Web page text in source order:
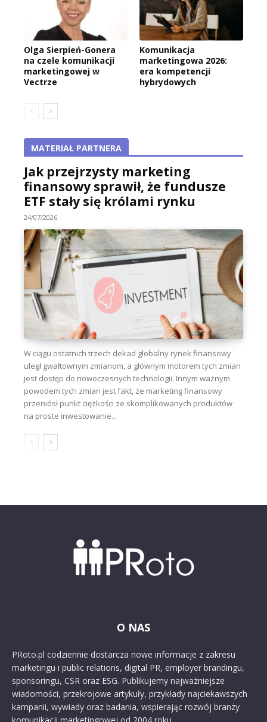
Olga Sierpień-Gonera
na czele komunikacji
marketingowej w
Vectrze
Komunikacja
marketingowa 2026:
era kompetencji
hybrydowych
MATERIAŁ PARTNERA
Jak przejrzysty marketing
finansowy sprawił, że fundusze
ETF stały się królami rynku
24/07/2026
W ciągu ostatnich trzech dekad globalny rynek finansowy
uległ gwałtownym zmianom, a głównym motorem tych zmian
jest dostęp do nowoczesnych technologii. Innym ważnym
powodem tych zmian jest fakt, że marketing finansowy
przeniósł punkt ciężkości ze skomplikowanych produktów
na proste inwestowanie...
O NAS
PRoto.pl codziennie dostarcza nowe informacje z zakresu
marketingu i public relations, digital PR, employer brandingu,
sponsoringu, CSR oraz ESG. Publikujemy najważniejsze
wiadomości, przekrojowe artykuły, przykłady najciekawszych
kampanii, wywiady oraz badania, wspierając rozwój branży